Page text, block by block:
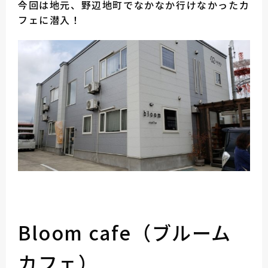
今回は地元、野辺地町でなかなか行けなかったカ
フェに潜入！
Bloom cafe（ブルーム